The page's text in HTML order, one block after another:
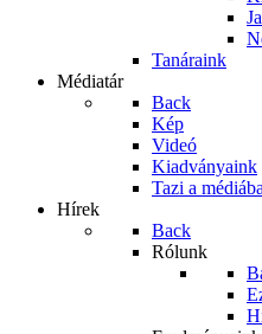
Tanáraink
Médiatár
Back
Kép
Videó
Kiadványaink
Tazi a
Hírek
Back
Rólunk